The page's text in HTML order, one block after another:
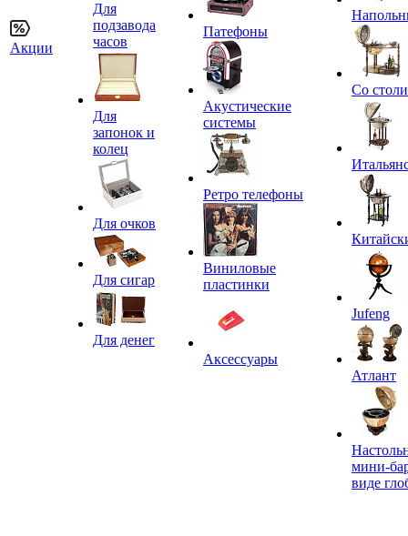
Акции
Для
подзавода
часов
Для
запонок и
колец
Для очков
Для сигар
Для денег
Патефоны
Акустические
системы
Ретро телефоны
Виниловые
пластинки
Аксессуары
Со
Jufeng
Атлант
мини-
виде